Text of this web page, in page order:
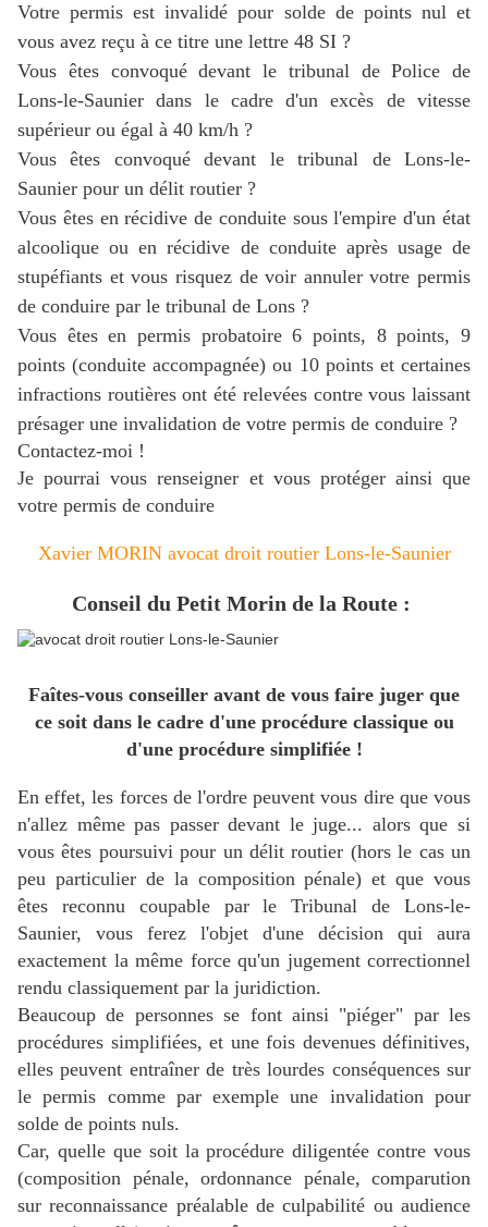
Votre permis est invalidé pour solde de points nul et
vous avez reçu à ce titre une lettre 48 SI ?
Vous êtes convoqué devant le tribunal de Police de
Lons-le-Saunier dans le cadre d'un excès de vitesse
supérieur ou égal à 40 km/h ?
Vous êtes convoqué devant le tribunal de Lons-le-
Saunier pour un délit routier ?
Vous êtes en récidive de conduite sous l'empire d'un état
alcoolique ou en récidive de conduite après usage de
stupéfiants et vous risquez de voir annuler votre permis
de conduire par le tribunal de Lons ?
Vous êtes en permis probatoire 6 points, 8 points, 9
points (conduite accompagnée) ou 10 points et certaines
infractions routières ont été relevées contre vous laissant
présager une invalidation de votre permis de conduire ?
Contactez-moi !
Je pourrai vous renseigner et vous protéger ainsi que
votre permis de conduire
Xavier MORIN avocat droit routier Lons-le-Saunier
Conseil du Petit Morin de la Route :
Faîtes-vous conseiller avant de vous faire juger que
ce soit dans le cadre d'une procédure classique ou
d'une procédure simplifiée !
En effet, les forces de l'ordre peuvent vous dire que vous
n'allez même pas passer devant le juge... alors que si
vous êtes poursuivi pour un délit routier (hors le cas un
peu particulier de la composition pénale) et que vous
êtes reconnu coupable par le Tribunal de Lons-le-
Saunier, vous ferez l'objet d'une décision qui aura
exactement la même force qu'un jugement correctionnel
rendu classiquement par la juridiction.
Beaucoup de personnes se font ainsi "piéger" par les
procédures simplifiées, et une fois devenues définitives,
elles peuvent entraîner de très lourdes conséquences sur
le permis comme par exemple une invalidation pour
solde de points nuls.
Car, quelle que soit la procédure diligentée contre vous
(composition pénale, ordonnance pénale, comparution
sur reconnaissance préalable de culpabilité ou audience